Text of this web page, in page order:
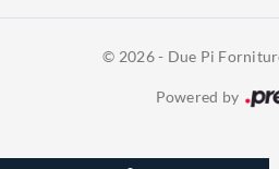
© 2026 - Due Pi
Powered by